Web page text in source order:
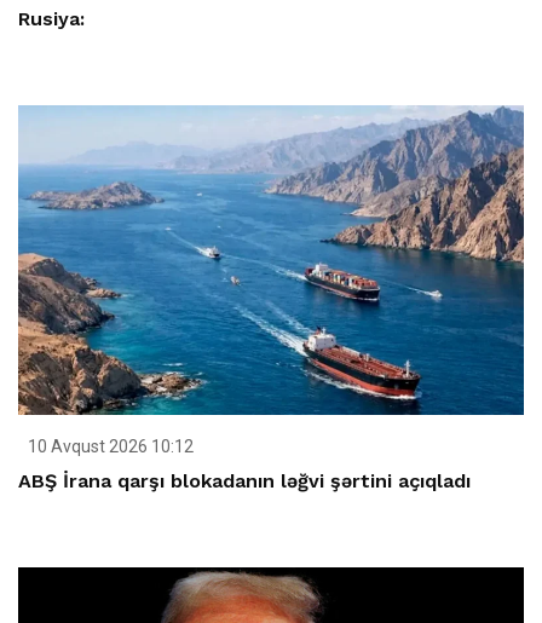
Rusiya:
10 Avqust 2026 10:12
ABŞ İrana qarşı blokadanın ləğvi şərtini açıqladı